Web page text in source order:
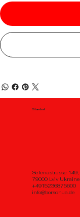
Standort
Selenastrasse 149,
79000 Lviv Ukraine
+4915236875600
info@borschua.de